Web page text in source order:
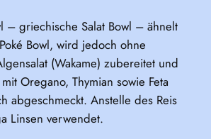
– griechische Salat Bowl – ähnelt
Bowl, wird jedoch ohne
(Wakame) zubereitet und
Oregano, Thymian sowie Feta
abgeschmeckt. Anstelle des Reis
Linsen verwendet.